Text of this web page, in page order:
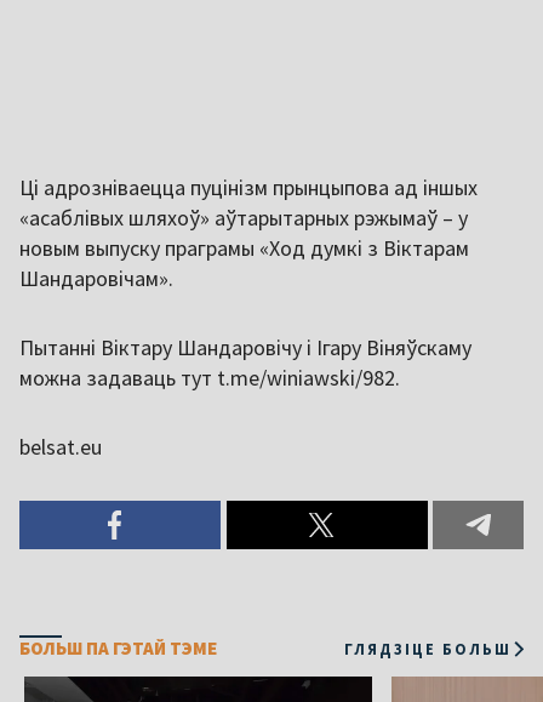
Ці адрозніваецца пуцінізм прынцыпова ад іншых
«асаблівых шляхоў» аўтарытарных рэжымаў – у
новым выпуску праграмы «Ход думкі з Віктарам
Шандаровічам».
Пытанні Віктару Шандаровічу і Ігару Віняўскаму
можна задаваць тут t.me/winiawski/982.
belsat.eu
БОЛЬШ ПА ГЭТАЙ ТЭМЕ ГЛЯДЗІЦЕ БОЛЬШ